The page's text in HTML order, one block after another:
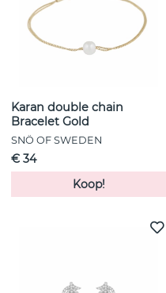
Karan double chain
Bracelet Gold
SNÖ OF SWEDEN
€ 34
Koop!